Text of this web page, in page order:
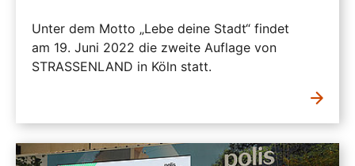
Unter dem Motto „Lebe deine Stadt“ findet
am 19. Juni 2022 die zweite Auflage von
STRASSENLAND in Köln statt.